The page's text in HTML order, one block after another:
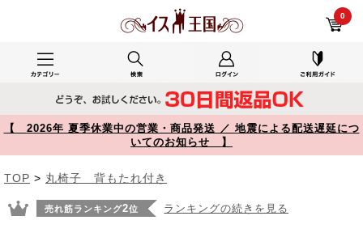
0
【 2026年 夏季休業中の営業・商品発送 ／ 地震による配送遅延につ
いてのお知らせ 】
TOP > 丸椅子 背もたれ付き
売れ筋ランキング2位 ランキングの続きを見る